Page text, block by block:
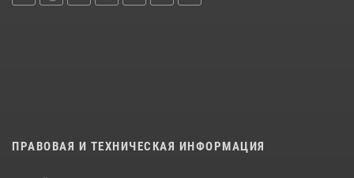
ПРАВОВАЯ И ТЕХНИЧЕСКАЯ ИНФОРМАЦИЯ